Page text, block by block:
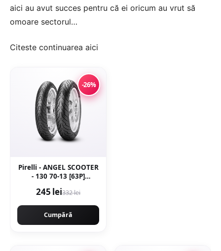
aici au avut succes pentru că ei oricum au vrut să
omoare sectorul…
Citeste continuarea aici
-26%
Pirelli - ANGEL SCOOTER
- 130 70-13 [63P]
Inaltime 70 Janta 13 -
245 lei332 lei
Cumpără